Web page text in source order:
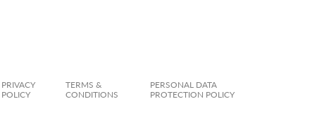
PRIVACY
POLICY
TERMS &
CONDITIONS
PERSONAL DATA
PROTECTION POLICY